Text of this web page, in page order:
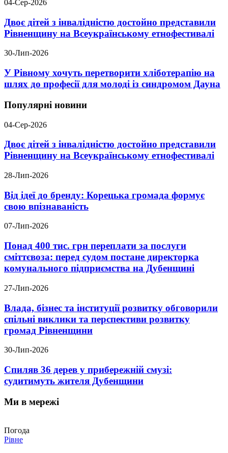
04-Сер-2026
Двоє дітей з інвалідністю достойно представили
Рівненщину на Всеукраїнському етнофестивалі
30-Лип-2026
У Рівному хочуть перетворити хліботерапію на
шлях до професії для молоді із синдромом Дауна
Популярні новини
04-Сер-2026
Двоє дітей з інвалідністю достойно представили
Рівненщину на Всеукраїнському етнофестивалі
28-Лип-2026
Від ідеї до бренду: Корецька громада формує
свою впізнаваність
07-Лип-2026
Понад 400 тис. грн переплати за послуги
сміттєвоза: перед судом постане директорка
комунального підприємства на Дубенщині
27-Лип-2026
Влада, бізнес та інституції розвитку обговорили
спільні виклики та перспективи розвитку
громад Рівненщини
30-Лип-2026
Спиляв 36 дерев у прибережній смузі:
судитимуть жителя Дубенщини
Ми в мережі
Погода
Рівне